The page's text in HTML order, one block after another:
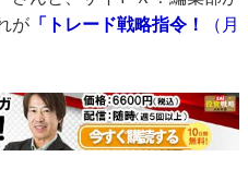
が 「トレード戦略指令！
（月